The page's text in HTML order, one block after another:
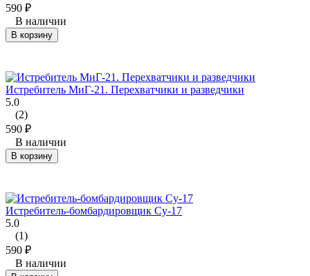
590 ₽
В наличии
В корзину
Истребитель МиГ-21. Перехватчики и разведчики
5.0
(2)
590 ₽
В наличии
В корзину
Истребитель-бомбардировщик Су-17
5.0
(1)
590 ₽
В наличии